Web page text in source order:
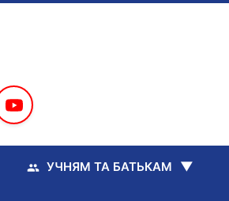
УЧНЯМ ТА БАТЬКАМ ▼